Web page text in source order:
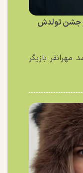
جشن تولدش
مهرانفر بازیگر